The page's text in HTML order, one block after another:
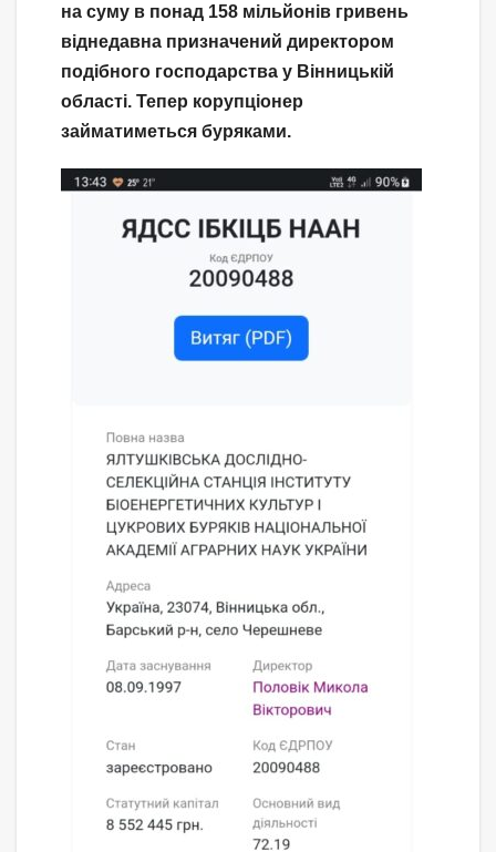
на суму в понад 158 мільйонів гривень
віднедавна призначений директором
подібного господарства у Вінницькій
області. Тепер корупціонер
займатиметься буряками.